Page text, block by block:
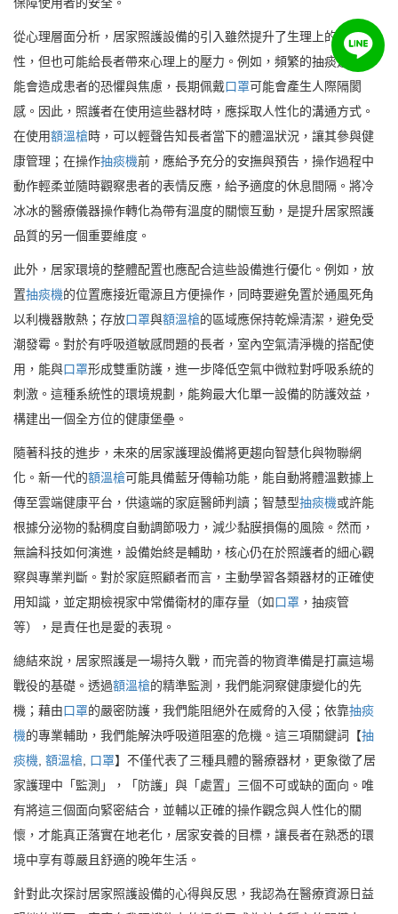
保障使用者的安全。
從心理層面分析，居家照護設備的引入雖然提升了生理上的安全
性，但也可能給長者帶來心理上的壓力。例如，頻繁的抽痰過程可
能會造成患者的恐懼與焦慮，長期佩戴口罩可能會產生人際隔閡
感。因此，照護者在使用這些器材時，應採取人性化的溝通方式。
在使用額溫槍時，可以輕聲告知長者當下的體溫狀況，讓其參與健
康管理；在操作抽痰機前，應給予充分的安撫與預告，操作過程中
動作輕柔並隨時觀察患者的表情反應，給予適度的休息間隔。將冷
冰冰的醫療儀器操作轉化為帶有溫度的關懷互動，是提升居家照護
品質的另一個重要維度。
此外，居家環境的整體配置也應配合這些設備進行優化。例如，放
置抽痰機的位置應接近電源且方便操作，同時要避免置於通風死角
以利機器散熱；存放口罩與額溫槍的區域應保持乾燥清潔，避免受
潮發霉。對於有呼吸道敏感問題的長者，室內空氣清淨機的搭配使
用，能與口罩形成雙重防護，進一步降低空氣中微粒對呼吸系統的
刺激。這種系統性的環境規劃，能夠最大化單一設備的防護效益，
構建出一個全方位的健康堡壘。
隨著科技的進步，未來的居家護理設備將更趨向智慧化與物聯網
化。新一代的額溫槍可能具備藍牙傳輸功能，能自動將體溫數據上
傳至雲端健康平台，供遠端的家庭醫師判讀；智慧型抽痰機或許能
根據分泌物的黏稠度自動調節吸力，減少黏膜損傷的風險。然而，
無論科技如何演進，設備始終是輔助，核心仍在於照護者的細心觀
察與專業判斷。對於家庭照顧者而言，主動學習各類器材的正確使
用知識，並定期檢視家中常備衛材的庫存量（如口罩 ，抽痰管
等），是責任也是愛的表現。
總結來說，居家照護是一場持久戰，而完善的物資準備是打贏這場
戰役的基礎。透過額溫槍的精準監測，我們能洞察健康變化的先
機；藉由口罩的嚴密防護，我們能阻絕外在威脅的入侵；依靠抽痰
機的專業輔助，我們能解決呼吸道阻塞的危機。這三項關鍵詞【抽
痰機, 額溫槍, 口罩】不僅代表了三種具體的醫療器材，更象徵了居
家護理中「監測」，「防護」與「處置」三個不可或缺的面向。唯
有將這三個面向緊密結合，並輔以正確的操作觀念與人性化的關
懷，才能真正落實在地老化，居家安養的目標，讓長者在熟悉的環
境中享有尊嚴且舒適的晚年生活。
針對此次探討居家照護設備的心得與反思，我認為在醫療資源日益